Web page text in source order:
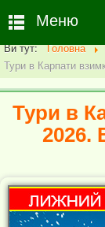
Ви тут: Головна
Тури в Карпати
Тури в
2026.
Меню